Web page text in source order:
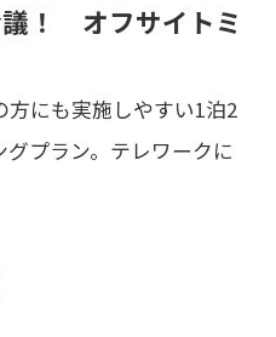
！ オフサイトミ
にも実施しやすい1泊2
プラン。テレワークに